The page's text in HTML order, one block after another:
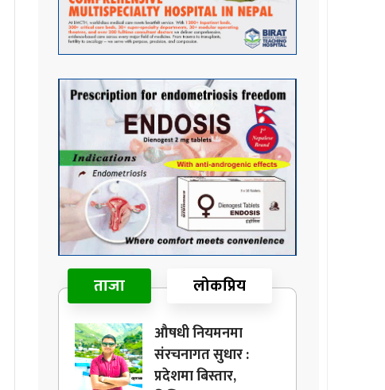
ताजा लोकप्रिय
औषधी नियमनमा
संरचनागत सुधार :
प्रदेशमा बिस्तार,